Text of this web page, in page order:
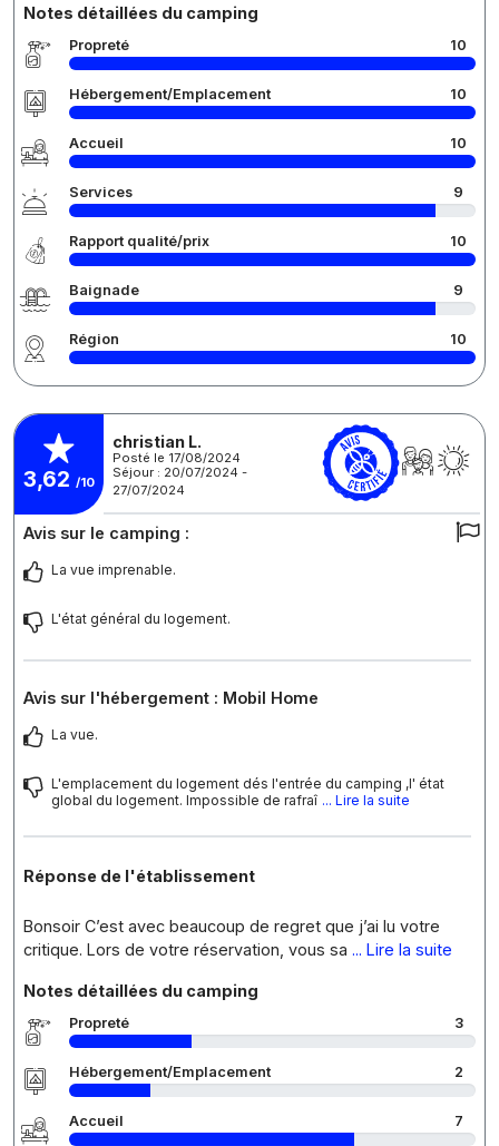
Notes détaillées du camping
Propreté 10
Hébergement/Emplacement 10
Accueil 10
Services 9
Rapport qualité/prix 10
Baignade 9
Région 10
3,62 /10
christian L.
Posté le 17/08/2024
Séjour : 20/07/2024 -
27/07/2024
Avis sur le camping :
La vue imprenable.
L'état général du logement.
Avis sur l'hébergement : Mobil Home
La vue.
L'emplacement du logement dés l'entrée du camping ,l' état
global du logement. Impossible de rafraî ... Lire la suite
Réponse de l'établissement
Bonsoir C’est avec beaucoup de regret que j’ai lu votre
critique. Lors de votre réservation, vous sa ... Lire la suite
Notes détaillées du camping
Propreté 3
Hébergement/Emplacement 2
Accueil 7